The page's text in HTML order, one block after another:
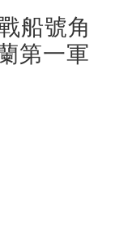
船號角
第一軍